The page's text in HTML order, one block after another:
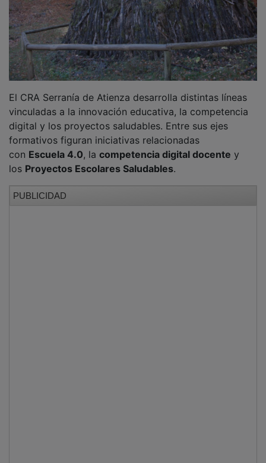
El CRA Serranía de Atienza desarrolla distintas líneas
vinculadas a la innovación educativa, la competencia
digital y los proyectos saludables. Entre sus ejes
formativos figuran iniciativas relacionadas
con Escuela 4.0, la competencia digital docente y
los Proyectos Escolares Saludables.
PUBLICIDAD